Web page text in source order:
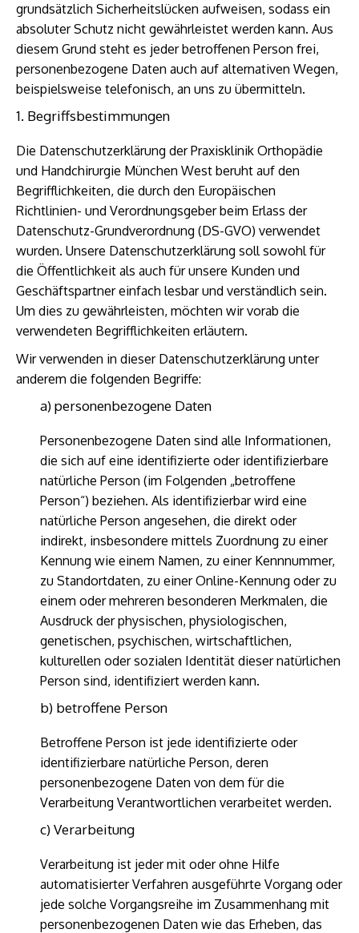
grundsätzlich Sicherheitslücken aufweisen, sodass ein
absoluter Schutz nicht gewährleistet werden kann. Aus
diesem Grund steht es jeder betroffenen Person frei,
personenbezogene Daten auch auf alternativen Wegen,
beispielsweise telefonisch, an uns zu übermitteln.
1. Begriffsbestimmungen
Die Datenschutzerklärung der Praxisklinik Orthopädie
und Handchirurgie München West beruht auf den
Begrifflichkeiten, die durch den Europäischen
Richtlinien- und Verordnungsgeber beim Erlass der
Datenschutz-Grundverordnung (DS-GVO) verwendet
wurden. Unsere Datenschutzerklärung soll sowohl für
die Öffentlichkeit als auch für unsere Kunden und
Geschäftspartner einfach lesbar und verständlich sein.
Um dies zu gewährleisten, möchten wir vorab die
verwendeten Begrifflichkeiten erläutern.
Wir verwenden in dieser Datenschutzerklärung unter
anderem die folgenden Begriffe:
a) personenbezogene Daten
Personenbezogene Daten sind alle Informationen,
die sich auf eine identifizierte oder identifizierbare
natürliche Person (im Folgenden „betroffene
Person“) beziehen. Als identifizierbar wird eine
natürliche Person angesehen, die direkt oder
indirekt, insbesondere mittels Zuordnung zu einer
Kennung wie einem Namen, zu einer Kennnummer,
zu Standortdaten, zu einer Online-Kennung oder zu
einem oder mehreren besonderen Merkmalen, die
Ausdruck der physischen, physiologischen,
genetischen, psychischen, wirtschaftlichen,
kulturellen oder sozialen Identität dieser natürlichen
Person sind, identifiziert werden kann.
b) betroffene Person
Betroffene Person ist jede identifizierte oder
identifizierbare natürliche Person, deren
personenbezogene Daten von dem für die
Verarbeitung Verantwortlichen verarbeitet werden.
c) Verarbeitung
Verarbeitung ist jeder mit oder ohne Hilfe
automatisierter Verfahren ausgeführte Vorgang oder
jede solche Vorgangsreihe im Zusammenhang mit
personenbezogenen Daten wie das Erheben, das